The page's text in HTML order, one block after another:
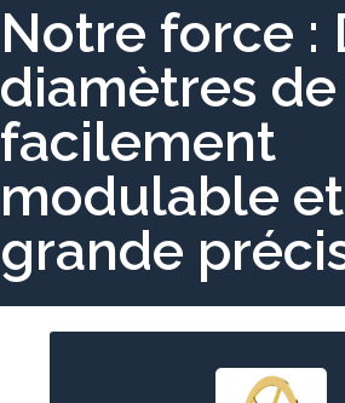
Notre force :
diamètres
facilement
modulable
grande